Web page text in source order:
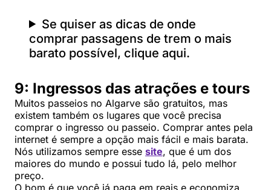
Se quiser as dicas de onde
comprar passagens de trem o mais
barato possível, clique aqui.
9: Ingressos das atrações e tours
Muitos passeios no Algarve são gratuitos, mas
existem também os lugares que você precisa
comprar o ingresso ou passeio. Comprar antes pela
internet é sempre a opção mais fácil e mais barata.
Nós utilizamos sempre esse site, que é um dos
maiores do mundo e possui tudo lá, pelo melhor
preço.
O bom é que você já paga em reais e economiza